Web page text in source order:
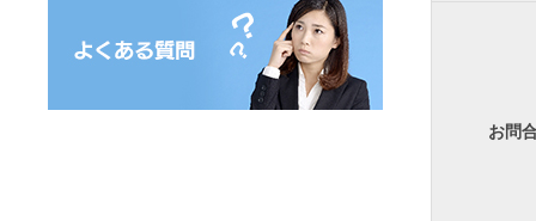
お問